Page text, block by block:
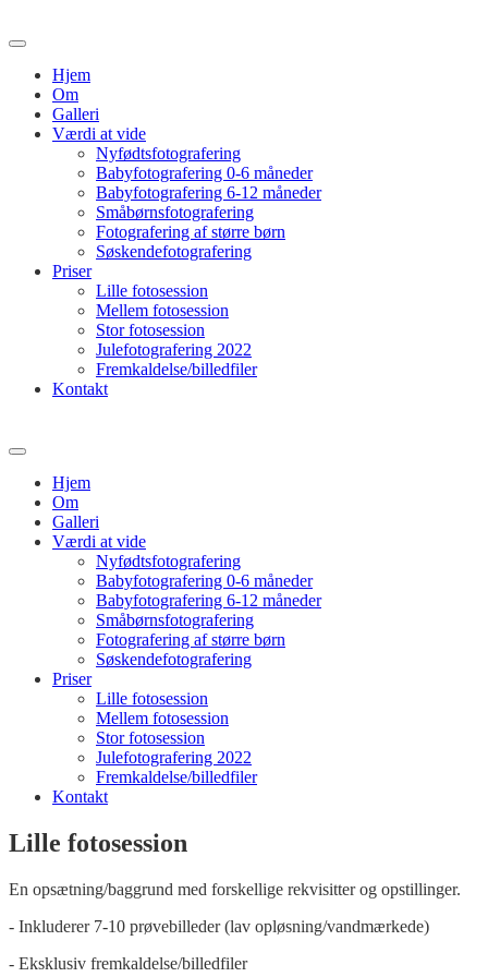
Hjem
Om
Galleri
Værdi at vide
Nyfødtsfotografering
Babyfotografering 0-6 måneder
Babyfotografering 6-12 måneder
Småbørnsfotografering
Fotografering af større børn
Søskendefotografering
Priser
Lille fotosession
Mellem fotosession
Stor fotosession
Julefotografering 2022
Fremkaldelse/billedfiler
Kontakt
Hjem
Om
Galleri
Værdi at vide
Nyfødtsfotografering
Babyfotografering 0-6 måneder
Babyfotografering 6-12 måneder
Småbørnsfotografering
Fotografering af større børn
Søskendefotografering
Priser
Lille fotosession
Mellem fotosession
Stor fotosession
Julefotografering 2022
Fremkaldelse/billedfiler
Kontakt
Lille fotosession
En opsætning/baggrund med forskellige rekvisitter og opstillinger.
- Inkluderer 7-10 prøvebilleder (lav opløsning/vandmærkede)
- Eksklusiv fremkaldelse/billedfiler